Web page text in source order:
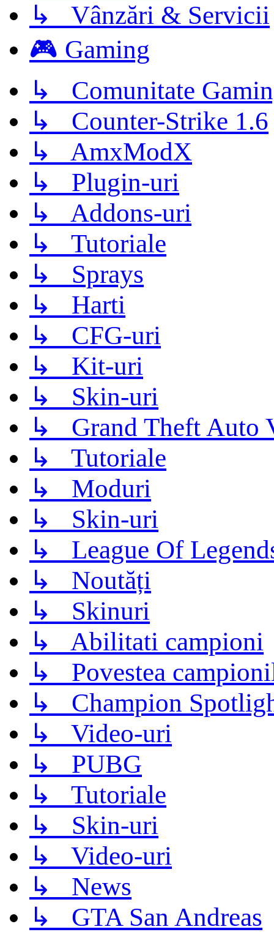
↳ Vânzări & Servicii
🎮 Gaming
↳ Comunitate
↳ Counter-Strike 1.6
↳ AmxModX
↳ Plugin-uri
↳ Addons-uri
↳ Tutoriale
↳ Sprays
↳ Harti
↳ CFG-uri
↳ Kit-uri
↳ Skin-uri
↳ Grand Theft Auto
↳ Tutoriale
↳ Moduri
↳ Skin-uri
↳ League Of
↳ Noutăți
↳ Skinuri
↳ Abilitati campioni
↳ Povestea
↳ Champion
↳ Video-uri
↳ PUBG
↳ Tutoriale
↳ Skin-uri
↳ Video-uri
↳ News
↳ GTA San Andreas